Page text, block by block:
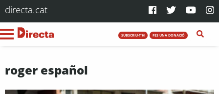
directa.cat
SUBSCRIU-T'HI FES UNA DONACIÓ
roger español